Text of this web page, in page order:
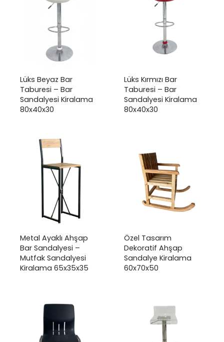
Lüks Beyaz Bar
Taburesi – Bar
Sandalyesi Kiralama
80x40x30
Lüks Kırmızı Bar
Taburesi – Bar
Sandalyesi Kiralama
80x40x30
Metal Ayaklı Ahşap
Bar Sandalyesi –
Mutfak Sandalyesi
Kiralama 65x35x35
Özel Tasarım
Dekoratif Ahşap
Sandalye Kiralama
60x70x50